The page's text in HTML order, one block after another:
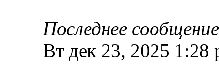
Последнее сообщение
Вт дек 23, 2025 1:28